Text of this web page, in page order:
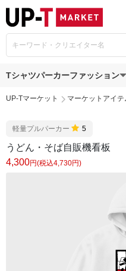
Tシャツパーカーファッション
UP-Tマーケット マーケットアイ
軽量プルパーカー 5
うどん・そば自販機看板
4,300円(税込4,730円)